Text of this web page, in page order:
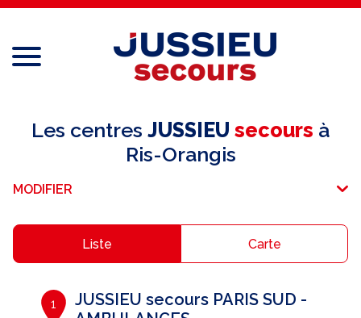
Menu
Réseau national
Services aux professionnels
E-paiement
Les centres JUSSIEU secours à
Ris-Orangis
MODIFIER
Liste Carte
1
JUSSIEU secours PARIS SUD -